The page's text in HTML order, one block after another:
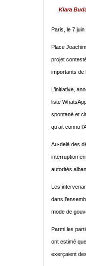
Klara
Paris, le 7 juin
Place
projet
importants de
L’initiative,
liste
spontané et
qu’ait connu
Au-delà des
interruption
autorités
Les
dans
mode de
Parmi les
ont estimé
exerçaient